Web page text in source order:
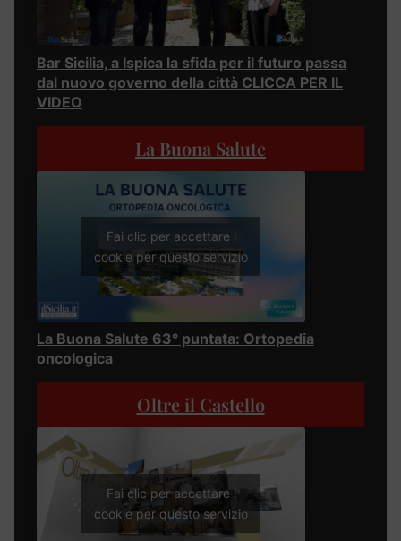
Bar Sicilia, a Ispica la sfida per il futuro passa
dal nuovo governo della città CLICCA PER IL
VIDEO
La Buona Salute
Fai clic per accettare i
cookie per questo servizio
La Buona Salute 63° puntata: Ortopedia
oncologica
Oltre il Castello
Fai clic per accettare i
cookie per questo servizio